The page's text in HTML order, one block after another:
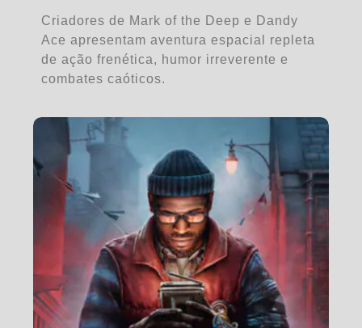
Criadores de Mark of the Deep e Dandy
Ace apresentam aventura espacial repleta
de ação frenética, humor irreverente e
combates caóticos.